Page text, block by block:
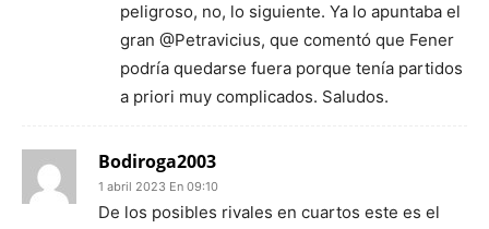
peligroso, no, lo siguiente. Ya lo apuntaba el
gran @Petravicius, que comentó que Fener
podría quedarse fuera porque tenía partidos
a priori muy complicados. Saludos.
Bodiroga2003
1 abril 2023 En 09:10
De los posibles rivales en cuartos este es el